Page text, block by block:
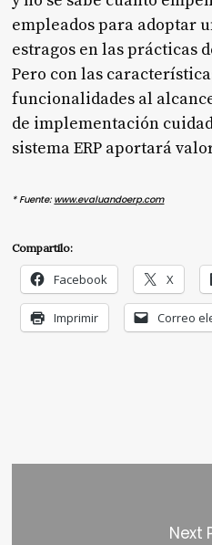
empleados para adoptar
estragos en las prácticas
Pero con las
funcionalidades al
de implementación
sistema ERP aportará
*Fuente: www.evaluandoerp.com
Compartilo:
Facebook X
Imprimir Correo
Next